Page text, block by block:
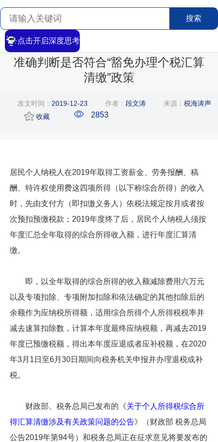
搜索
点击开启深度思考
首页 > 搜索 > 文章详情
准确判断是否符合“豁免办理个税汇算
清缴”政策
发文时间： 2019-12-23 作者： 段文涛 来源： 税海涛声
收藏
2853
居民个人纳税人在2019年取得工资薪金、劳务报酬、稿
酬、特许权使用费这四项所得（以下称综合所得）的收入
时，先由支付方（即扣缴义务人）依税法规定按月或者按
次预扣预缴税款；2019年度终了后，居民个人纳税人须按
年度汇总全年取得的综合所得收入额，进行年度汇算清
缴。
即，以全年取得的综合所得的收入额减除费用六万元
以及专项扣除、专项附加扣除和依法确定的其他扣除后的
余额作为应纳税所得额，适用综合所得个人所得税税率并
减去速算扣除数，计算本年度最终应纳税额，再减去2019
年度已预缴税额，得出本年度应退或者应补税额，在2020
年3月1日至6月30日期间向税务机关申报并办理退税或补
税。
财政部、税务总局已发布的《关于个人所得税综合所
得汇算清缴涉及有关政策问题的公告》（财政部 税务总局
公告2019年第94号）和税务总局正在征求意见将要发布的